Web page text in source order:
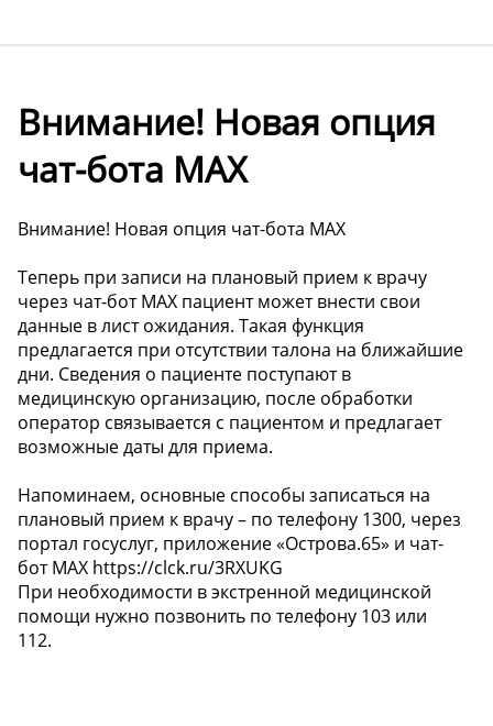
Внимание! Новая опция
чат-бота МАХ
Внимание! Новая опция чат-бота МАХ
Теперь при записи на плановый прием к врачу
через чат-бот МАХ пациент может внести свои
данные в лист ожидания. Такая функция
предлагается при отсутствии талона на ближайшие
дни. Сведения о пациенте поступают в
медицинскую организацию, после обработки
оператор связывается с пациентом и предлагает
возможные даты для приема.
Напоминаем, основные способы записаться на
плановый прием к врачу – по телефону 1300, через
портал госуслуг, приложение «Острова.65» и чат-
бот МАХ https://clck.ru/3RXUKG
При необходимости в экстренной медицинской
помощи нужно позвонить по телефону 103 или
112.